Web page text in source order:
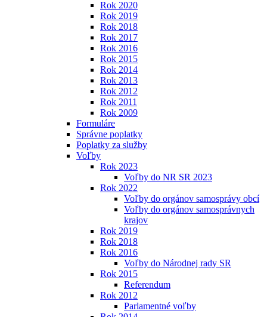
Rok 2020
Rok 2019
Rok 2018
Rok 2017
Rok 2016
Rok 2015
Rok 2014
Rok 2013
Rok 2012
Rok 2011
Rok 2009
Formuláre
Správne poplatky
Poplatky za služby
Voľby
Rok 2023
Voľby do NR SR 2023
Rok 2022
Voľby do orgánov samosprávy obcí
Voľby do orgánov samosprávnych
krajov
Rok 2019
Rok 2018
Rok 2016
Voľby do Národnej rady SR
Rok 2015
Referendum
Rok 2012
Parlamentné voľby